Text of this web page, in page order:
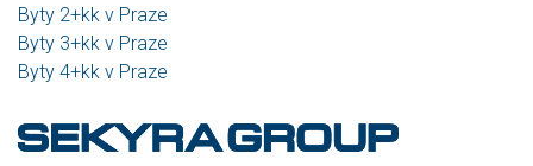
Byty 2+kk v Praze
Byty 3+kk v Praze
Byty 4+kk v Praze